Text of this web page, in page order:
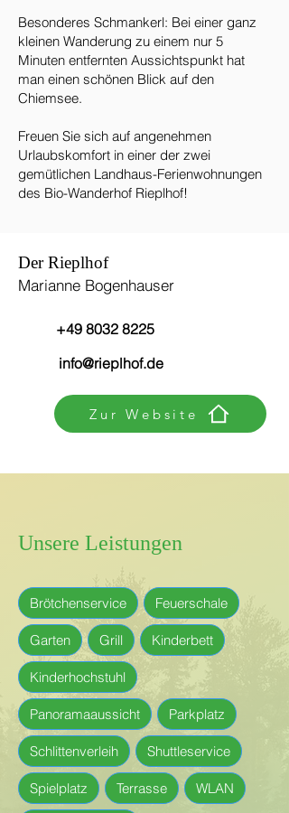
Besonderes Schmankerl: Bei einer ganz
kleinen Wanderung zu einem nur 5
Minuten entfernten Aussichtspunkt hat
man einen schönen Blick auf den
Chiemsee.
Freuen Sie sich auf angenehmen
Urlaubskomfort in einer der zwei
gemütlichen Landhaus-Ferienwohnungen
des Bio-Wanderhof Rieplhof!
Der Rieplhof
Marianne Bogenhauser
+49 8032 8225
info@rieplhof.de
Zur Website
Unsere Leistungen
Brötchenservice Feuerschale
Garten Grill Kinderbett
Kinderhochstuhl
Panoramaaussicht Parkplatz
Schlittenverleih Shuttleservice
Spielplatz Terrasse WLAN